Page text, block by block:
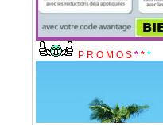
P R O M O S * * *